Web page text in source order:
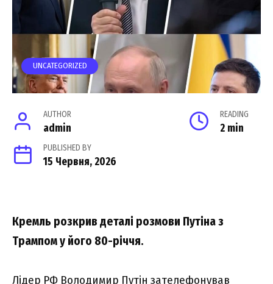
UNCATEGORIZED
AUTHOR
admin
READING
2 min
PUBLISHED BY
15 Червня, 2026
Кремль розкрив деталі розмови Путіна з
Трампом у його 80-річчя.
Лідер РФ Володимир Путін зателефонував